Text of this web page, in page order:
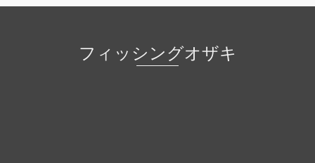
フィッシングオザキ